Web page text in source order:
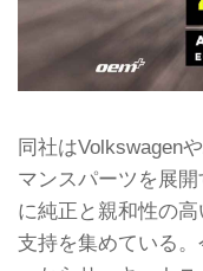
同社はVolkswagen
マンスパーツを展
に純正と親和性の
支持を集めている